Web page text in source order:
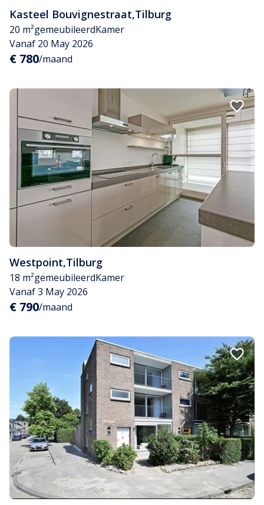
Kasteel Bouvignestraat,Tilburg
20 m²gemeubileerdKamer
Vanaf 20 May 2026
€ 780/maand
Westpoint,Tilburg
18 m²gemeubileerdKamer
Vanaf 3 May 2026
€ 790/maand